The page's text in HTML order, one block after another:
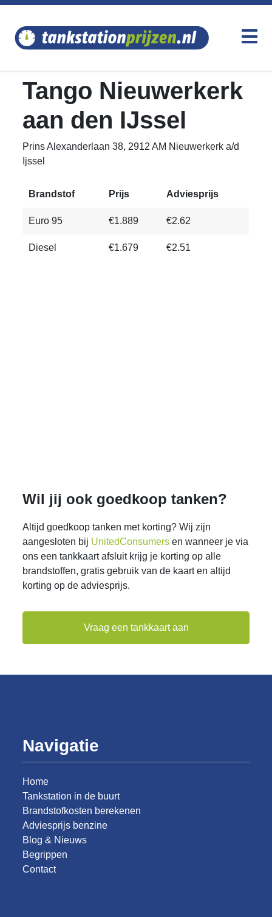
Tango Nieuwerkerk
aan den IJssel
Prins Alexanderlaan 38, 2912 AM Nieuwerkerk a/d
Ijssel
Brandstof Prijs Adviesprijs
Euro 95 €1.889 €2.62
Diesel €1.679 €2.51
Wil jij ook goedkoop tanken?
Altijd goedkoop tanken met korting? Wij zijn
aangesloten bij UnitedConsumers en wanneer je via
ons een tankkaart afsluit krijg je korting op alle
brandstoffen, gratis gebruik van de kaart en altijd
korting op de adviesprijs.
Vraag een tankkaart aan
Navigatie
Home
Tankstation in de buurt
Brandstofkosten berekenen
Adviesprijs benzine
Blog & Nieuws
Begrippen
Contact